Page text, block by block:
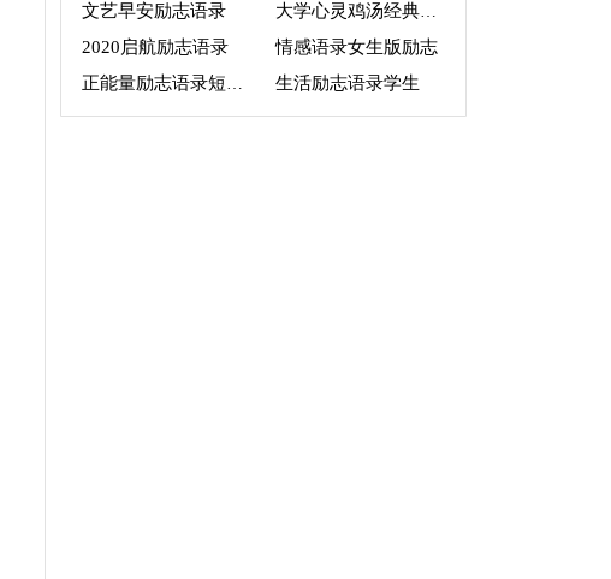
文艺早安励志语录 大学心灵鸡汤经典语录励志
2020启航励志语录 情感语录女生版励志
正能量励志语录短句文字控 生活励志语录学生